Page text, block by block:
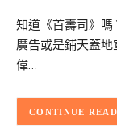
知道《首壽司》
廣告或是鋪天蓋
偉…
CONTINUE